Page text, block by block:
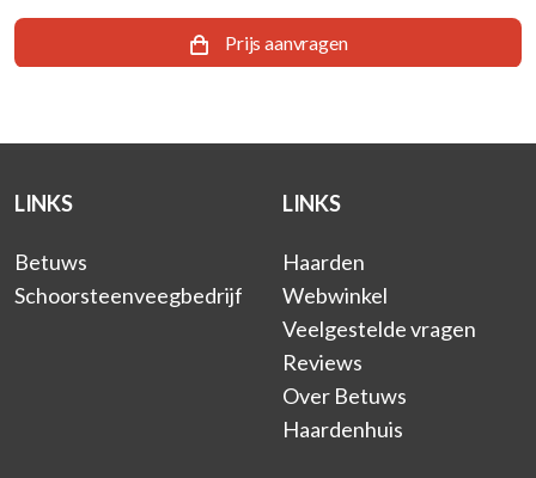
Prijs aanvragen
LINKS
Betuws
Schoorsteenveegbedrijf
LINKS
Haarden
Webwinkel
Veelgestelde vragen
Reviews
Over Betuws
Haardenhuis